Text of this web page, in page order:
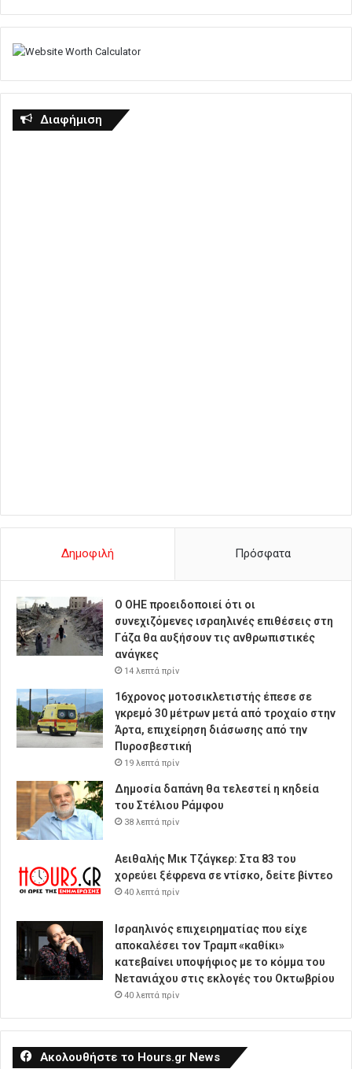
Διαφήμιση
Δημοφιλή Πρόσφατα
Ο ΟΗΕ προειδοποιεί ότι οι
συνεχιζόμενες ισραηλινές επιθέσεις στη
Γάζα θα αυξήσουν τις ανθρωπιστικές
ανάγκες
14 λεπτά πρίν
16χρονος μοτοσικλετιστής έπεσε σε
γκρεμό 30 μέτρων μετά από τροχαίο στην
Άρτα, επιχείρηση διάσωσης από την
Πυροσβεστική
19 λεπτά πρίν
Δημοσία δαπάνη θα τελεστεί η κηδεία
του Στέλιου Ράμφου
38 λεπτά πρίν
Αειθαλής Μικ Τζάγκερ: Στα 83 του
χορεύει ξέφρενα σε ντίσκο, δείτε βίντεο
40 λεπτά πρίν
Ισραηλινός επιχειρηματίας που είχε
αποκαλέσει τον Τραμπ «καθίκι»
κατεβαίνει υποψήφιος με το κόμμα του
Νετανιάχου στις εκλογές του Οκτωβρίου
40 λεπτά πρίν
Ακολουθήστε το Hours.gr News